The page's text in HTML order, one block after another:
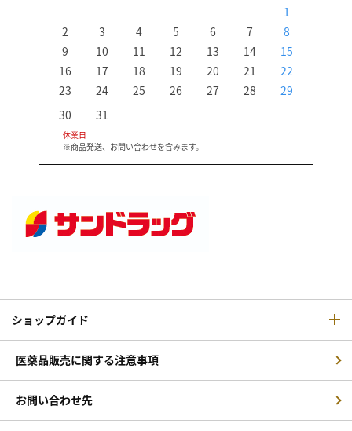
1
2
3 4 5 6 7
8
9
10 11 12 13 14
15
16
17 18 19 20 21
22
23
24 25 26 27 28
29
30
31
休業日
※商品発送、お問い合わせを含みます。
ショップガイド
医薬品販売に関する注意事項
お問い合わせ先